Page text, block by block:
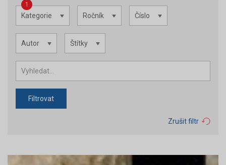
1
Kategorie Ročník Číslo
Autor Štítky
Filtrovat
Zrušit filtr